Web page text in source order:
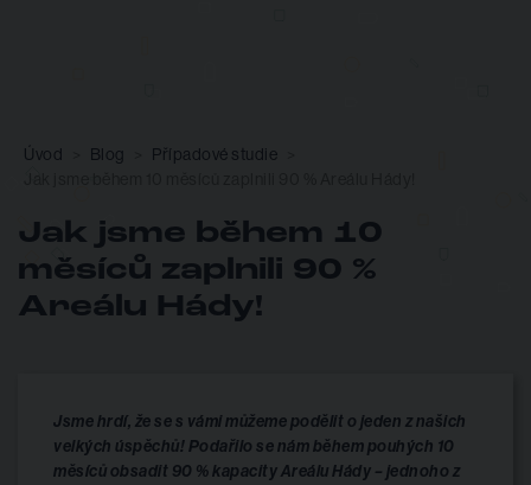
Úvod Blog
Případové studie
Jak jsme během 10
měsíců zaplnili 90 %
Areálu Hády!
Jsme hrdí, že se s vámi můžeme podělit o jeden z našich
velkých úspěchů! Podařilo se nám během pouhých 10
měsíců obsadit 90 % kapacity Areálu Hády – jednoho z